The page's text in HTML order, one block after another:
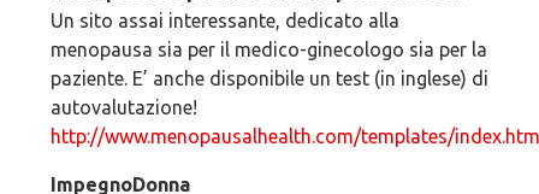
Un sito assai interessante, dedicato alla
menopausa sia per il medico-ginecologo sia per la
paziente. E’ anche disponibile un test (in inglese) di
autovalutazione!
http://www.menopausalhealth.com/templates/
ImpegnoDonna